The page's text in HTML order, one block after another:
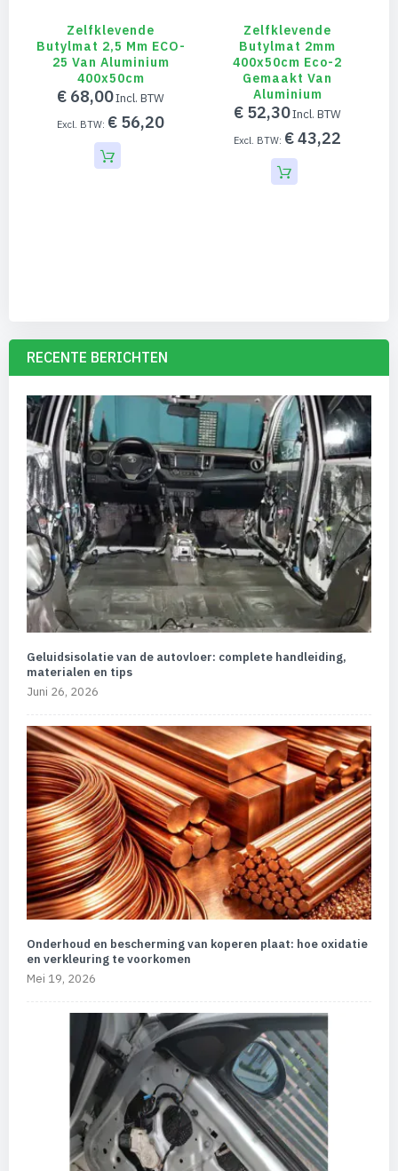
Zelfklevende
Butylmat 2,5 Mm ECO-
25 Van Aluminium
400x50cm
€ 68,00
€ 56,20
Zelfklevende
Butylmat 2mm
400x50cm Eco-2
Gemaakt Van
Aluminium
€ 52,30
€ 43,22
RECENTE BERICHTEN
Geluidsisolatie van de autovloer: complete handleiding,
materialen en tips
Juni 26, 2026
Onderhoud en bescherming van koperen plaat: hoe oxidatie
en verkleuring te voorkomen
Mei 19, 2026